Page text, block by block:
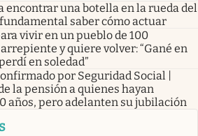
encontrar una botella en la rueda del
saber cómo actuar
vivir en un pueblo de 100
y quiere volver: “Gané en
en soledad”
por Seguridad Social |
la pensión a quienes hayan
años, pero adelanten su jubilación